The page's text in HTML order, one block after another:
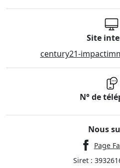
Site
century21-
N° de
Nous
Page
Siret :